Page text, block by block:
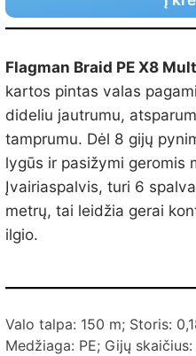
Flagman Braid PE X8
kartos pintas valas
dideliu jautrumu,
tamprumu. Dėl 8 gijų
lygūs ir pasižymi geromis
Įvairiaspalvis, turi 6
metrų, tai leidžia gerai
ilgio.
Valo talpa: 150 m; Storis:
Medžiaga: PE; Gijų skaičius: